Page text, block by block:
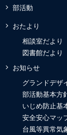
部活動
おたより
相談室だより
図書館だより
お知らせ
グランドデザ
部活動基本方
いじめ防止基
安全安心マッ
台風等異常気